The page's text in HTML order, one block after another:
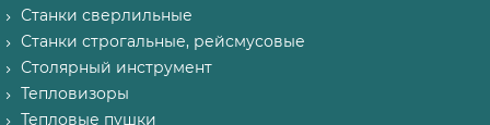
Станки сверлильные
Станки строгальные, рейсмусовые
Столярный инструмент
Тепловизоры
Тепловые пушки